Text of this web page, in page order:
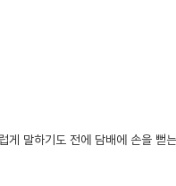
말하기도 전에 담배에 손을 뻗